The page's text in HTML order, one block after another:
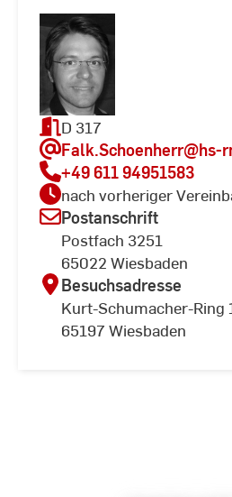
D 317
Falk.Schoenherr@hs-
+49 611 94951583
nach vorheriger
Postanschrift
Postfach 3251
65022 Wiesbaden
Besuchsadresse
Kurt-Schumacher-Ring
65197 Wiesbaden